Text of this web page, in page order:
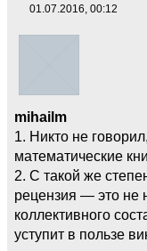
01.07.2016, 00:12
mihailm
1. Никто не
математические
2. С такой же
рецензия — это
коллективного
уступит в пользе